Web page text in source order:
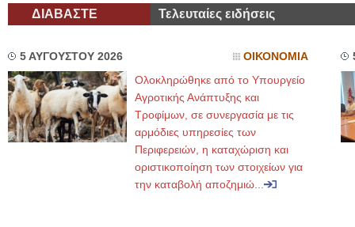
ΔΙΑΒΑΣΤΕ Τελευταίες ειδήσεις
5 ΑΥΓΟΥΣΤΟΥ 2026 ΟΙΚΟΝΟΜΙΑ
Ολοκληρώθηκε από το Υπουργείο
Αγροτικής Ανάπτυξης και
Τροφίμων, σε συνεργασία με τις
αρμόδιες υπηρεσίες των
Περιφερειών, η καταχώριση και
οριστικοποίηση των στοιχείων για
την καταβολή αποζημιώ...